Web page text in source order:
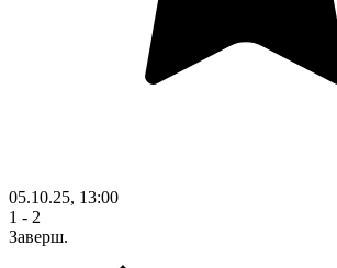
05.10.25, 13:00
1 - 2
Заверш.